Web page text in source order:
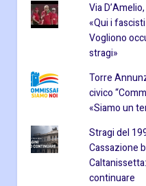
Via
«Qui i
Vogliono
stragi»
Torre
civico
«Siamo un
Stragi del
Cassazione
continuare